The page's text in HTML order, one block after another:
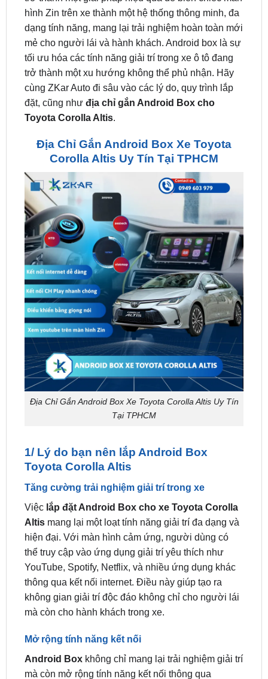
mẻ cho người lái và hành khách. Android box là sự
tối ưu hóa các tính năng giải trí trong xe ô tô đang
trở thành một xu hướng không thể phủ nhận. Hãy
cùng ZKar Auto đi sâu vào các lý do, quy trình lắp
đặt, cũng nhưđịa chỉ gắn Android Box cho
Toyota Corolla Altis.
Địa Chỉ Gắn Android Box Xe Toyota
Địa Chỉ Gắn Android Box Xe Toyota Corolla Altis Uy Tín
1/ Lý do bạn nên lắp Android Box
Tăng cường trải nghiệm giải trí trong xe
Việc
Altismang lại một loạt tính năng giải trí đa dạng và
hiện đại. Với màn hình cảm ứng, người dùng có
thể truy cập vào ứng dụng giải trí yêu thích như
YouTube, Spotify, Netflix, và nhiều ứng dụng khác
thông qua kết nối internet. Điều này giúp tạo ra
không gian giải trí độc đáo không chỉ cho người lái
mà còn cho hành khách trong xe.
Mở rộng tính năng kết nối
mà còn mở rộng tính năng kết nối thông qua
Bluetooth, Wi-Fi, cổng USB và cả khe cắm thẻ nhớ.
Điều này giúp người dùng dễ dàng kết nối với các